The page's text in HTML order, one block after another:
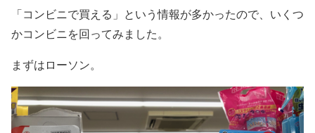
「コンビニで買える」という情報が多かったので、いくつ
かコンビニを回ってみました。
まずはローソン。